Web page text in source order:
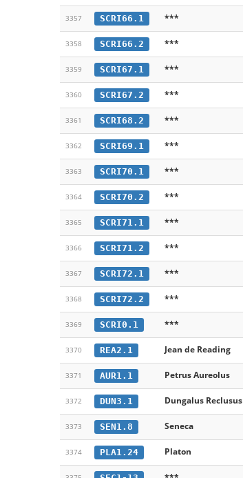
3357 SCRI66.1 ***
3358 SCRI66.2 ***
3359 SCRI67.1 ***
3360 SCRI67.2 ***
3361 SCRI68.2 ***
3362 SCRI69.1 ***
3363 SCRI70.1 ***
3364 SCRI70.2 ***
3365 SCRI71.1 ***
3366 SCRI71.2 ***
3367 SCRI72.1 ***
3368 SCRI72.2 ***
3369 SCRI0.1 ***
3370 REA2.1 Jean de Reading
3371 AUR1.1 Petrus Aureolus
3372 DUN3.1 Dungalus Reclusus
3373 SEN1.8 Seneca
3374 PLA1.24 Platon